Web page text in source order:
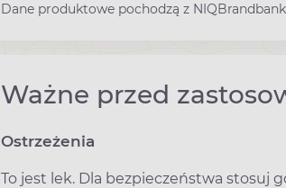
Dane produktowe pochodzą z NIQBrandbank
Ważne przed
Ostrzeżenia
To jest lek. Dla bezpieczeństwa stosuj